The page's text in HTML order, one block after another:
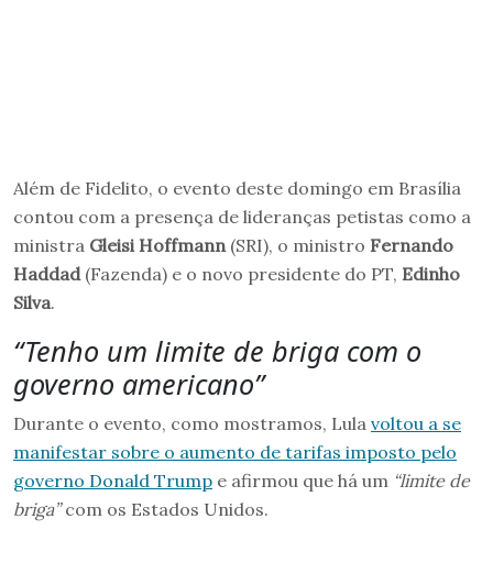
Além de Fidelito, o evento deste domingo em Brasília
contou com a presença de lideranças petistas como a
ministra Gleisi Hoffmann (SRI), o ministro Fernando
Haddad (Fazenda) e o novo presidente do PT, Edinho
Silva.
“Tenho um limite de briga com o
governo americano”
Durante o evento, como mostramos, Lula voltou a se
manifestar sobre o aumento de tarifas imposto pelo
governo Donald Trump e afirmou que há um “limite de
briga”com os Estados Unidos.